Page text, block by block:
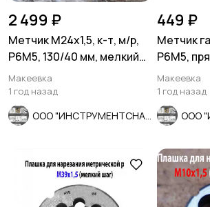
2 499 ₽
Метчик М24х1,5, к-т, м/р,
Р6М5, 130/40 мм, мелкий
шаг, шлифованный.
Макеевка
1 год назад
449 ₽
Метчик
Р6М5,
160/20
СССР.
Макеевка
1 год назад